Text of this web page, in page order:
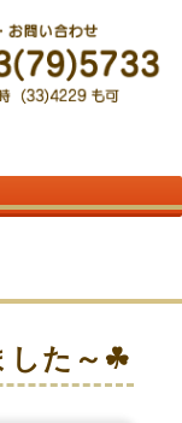
す！高麗山が見える閑静
っています
した～☘